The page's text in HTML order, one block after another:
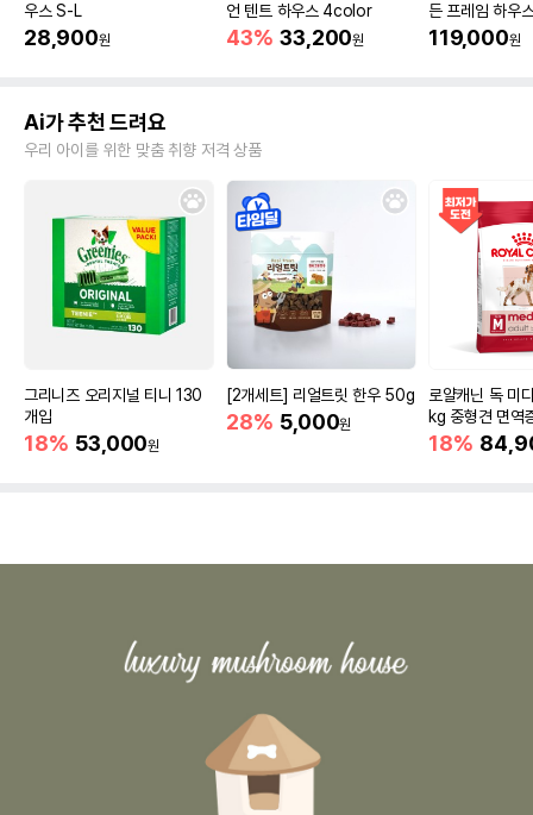
우스 S-L
28,900원
언 텐트 하우스 4color
43% 33,200원
든 프레임 하우
119,000원
Ai가 추천 드려요
우리 아이를 위한 맞춤 취향 저격 상품
그리니즈 오리지널 티니 130
개입
18% 53,000원
[2개세트] 리얼트릿 한우 50g
28% 5,000원
로얄캐닌 독 미
kg 중형견 면역
18%